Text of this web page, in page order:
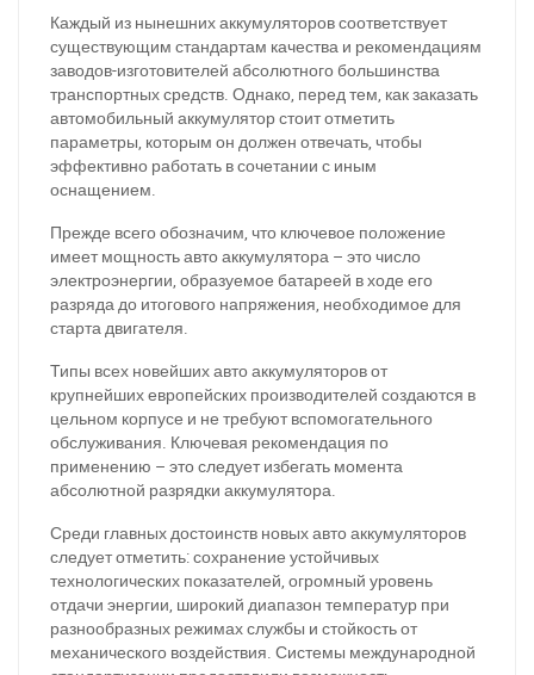
Каждый из нынешних аккумуляторов соответствует
существующим стандартам качества и рекомендациям
заводов-изготовителей абсолютного большинства
транспортных средств. Однако, перед тем, как заказать
автомобильный аккумулятор стоит отметить
параметры, которым он должен отвечать, чтобы
эффективно работать в сочетании с иным
оснащением.
Прежде всего обозначим, что ключевое положение
имеет мощность авто аккумулятора – это число
электроэнергии, образуемое батареей в ходе его
разряда до итогового напряжения, необходимое для
старта двигателя.
Типы всех новейших авто аккумуляторов от
крупнейших европейских производителей создаются в
цельном корпусе и не требуют вспомогательного
обслуживания. Ключевая рекомендация по
применению – это следует избегать момента
абсолютной разрядки аккумулятора.
Среди главных достоинств новых авто аккумуляторов
следует отметить: сохранение устойчивых
технологических показателей, огромный уровень
отдачи энергии, широкий диапазон температур при
разнообразных режимах службы и стойкость от
механического воздействия. Системы международной
За відсутності звязку - дзвоніть, пишіть у Viber / Telegram
(093) 600-51-11
Написати в Viber Написати в Telegram